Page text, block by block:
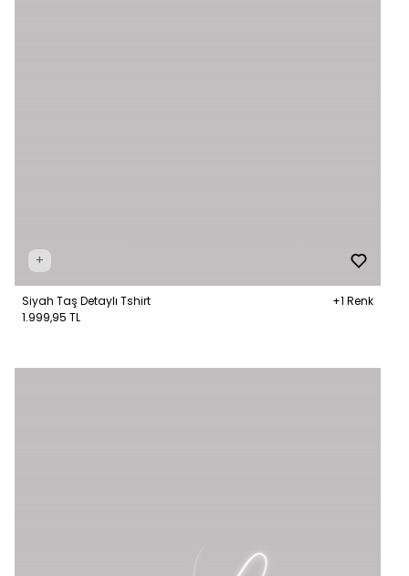
+
Siyah Taş Detaylı Tshirt
+1 Renk
1.999,95 TL